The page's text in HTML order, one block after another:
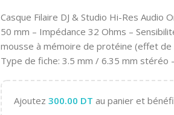
Casque Filaire DJ & Studio Hi-Res Audio
50 mm – Impédance 32 Ohms –
mousse à mémoire de protéine (effet
Type de fiche: 3.5 mm / 6.35 mm stéréo
Ajoutez 300.00 DT au panier et